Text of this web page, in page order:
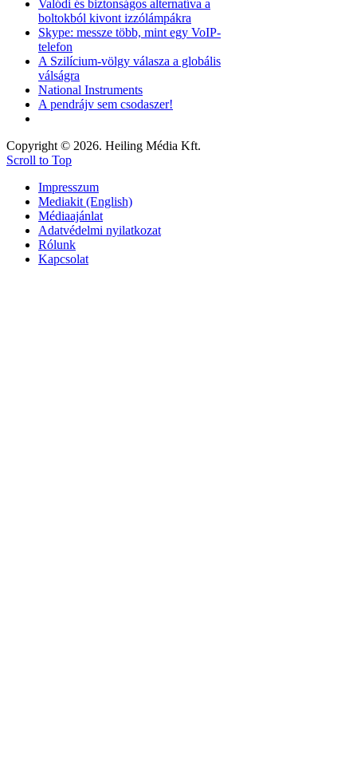
Valódi és biztonságos alternatíva a
boltokból kivont izzólámpákra
Skype: messze több, mint egy VoIP-
telefon
A Szilícium-völgy válasza a globális
válságra
National Instruments
A pendrájv sem csodaszer!
Copyright © 2026. Heiling Média Kft.
Scroll to Top
Impresszum
Mediakit (English)
Médiaajánlat
Adatvédelmi nyilatkozat
Rólunk
Kapcsolat